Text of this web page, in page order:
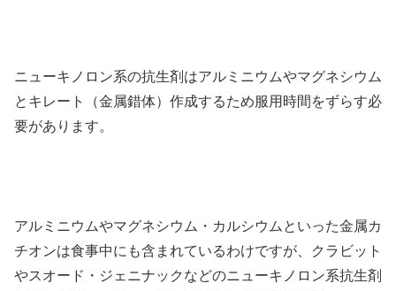
ニューキノロン系の抗生剤はアルミニウムやマグネシウム
とキレート（金属錯体）作成するため服用時間をずらす必
要があります。
アルミニウムやマグネシウム・カルシウムといった金属カ
チオンは食事中にも含まれているわけですが、クラビット
やスオード・ジェニナックなどのニューキノロン系抗生剤